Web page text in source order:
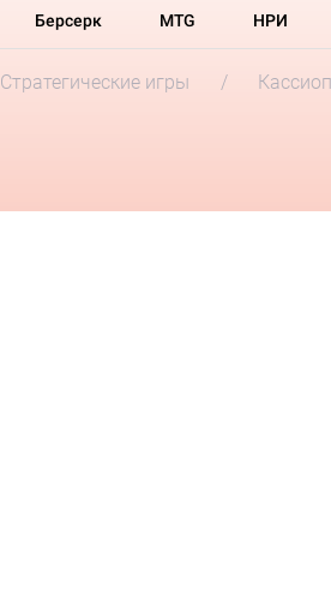
Берсерк MTG НРИ
Стратегические игры